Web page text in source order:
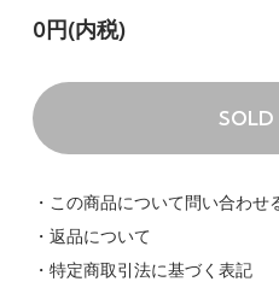
0円(内税)
SOLD
・この商品について問い合わせ
・返品について
・特定商取引法に基づく表記